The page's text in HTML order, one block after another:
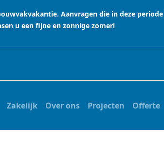
Aanvragen die in deze
u een fijne en zonnige zomer!
Zakelijk Over ons Projecten Offerte